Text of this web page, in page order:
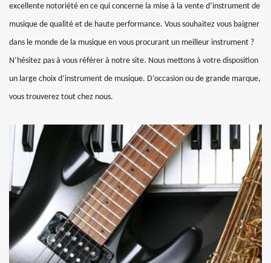
excellente notoriété en ce qui concerne la mise à la vente d’instrument de
musique de qualité et de haute performance. Vous souhaitez vous baigner
dans le monde de la musique en vous procurant un meilleur instrument ?
N’hésitez pas à vous référer à notre site. Nous mettons à votre disposition
un large choix d’instrument de musique. D’occasion ou de grande marque,
vous trouverez tout chez nous.